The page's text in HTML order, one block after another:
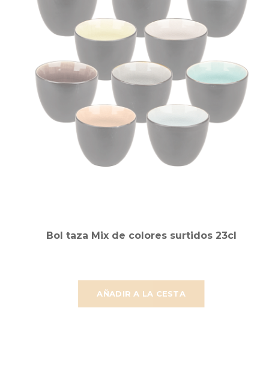
AÑADIR A LA CESTA
Bol taza Mix de colores surtidos 23cl